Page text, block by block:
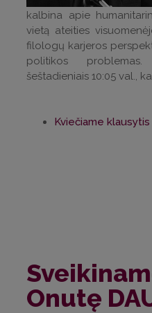
kalbina apie
vietą ateities
filologų karjeros
politikos
šeštadieniais 10:05 val.,
Kviečiame klausytis
Onutę